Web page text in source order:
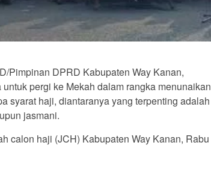
Pimpinan DPRD Kabupaten Way Kanan,
pergi ke Mekah dalam rangka menunaikan
syarat haji, diantaranya yang terpenting adalah
jasmani.
calon haji (JCH) Kabupaten Way Kanan, Rabu